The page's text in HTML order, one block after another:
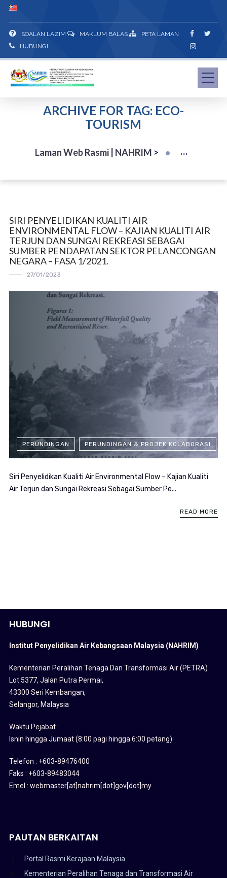
SOALAN LAZIM MAKLUM BALAS
PETA LAMAN
HUBUNGI
ARCHIVE FOR TAG: ECO-
TOURISM
Laman Web Rasmi | NAHRIM >
SIRI PENYELIDIKAN KUALITI AIR
ENVIRONMENTAL FLOW – KAJIAN KUALITI AIR
TERJUN DAN SUNGAI REKREASI SEBAGAI
SUMBER PENDAPATAN SEKTOR PELANCONGAN
NEGARA – FASA 1/2021.
27/01/2023
PERUNDINGAN PERUNDINGAN & PROJEK KOLABORASI
Siri Penyelidikan Kualiti Air Environmental Flow – Kajian Kualiti
Air Terjun dan Sungai Rekreasi Sebagai Sumber Pe...
READ MORE
HUBUNGI
Institut Penyelidikan Air Kebangsaan Malaysia (NAHRIM)
Kementerian Peralihan Tenaga Dan Transformasi Air (PETRA)
Lot 5377, Jalan Putra Permai,
43300 Seri Kembangan,
Selangor, Malaysia
Waktu Pejabat :
Isnin hingga Jumaat (8:00 pagi hingga 6:00 petang)
Telefon : +603-89476400
Faks : +603-89483044
Emel : webmaster[at]nahrim[dot]gov[dot]my
PAUTAN BERKAITAN
Portal Rasmi Kerajaan Malaysia
Kementerian Peralihan Tenaga dan Transformasi Air